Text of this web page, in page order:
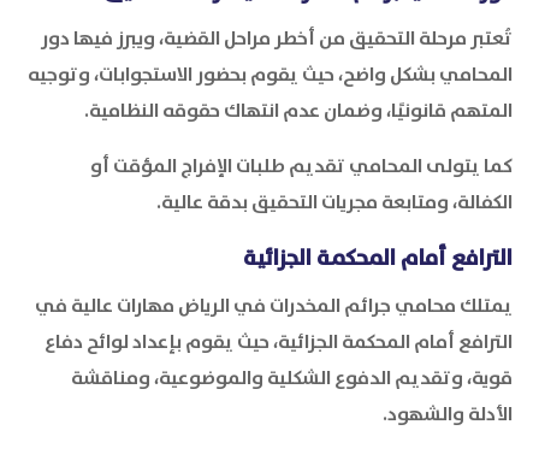
تُعتبر مرحلة التحقيق من أخطر مراحل القضية، ويبرز فيها دور
المحامي بشكل واضح، حيث يقوم بحضور الاستجوابات، وتوجيه
المتهم قانونيًا، وضمان عدم انتهاك حقوقه النظامية.
كما يتولى المحامي تقديم طلبات الإفراج المؤقت أو
الكفالة، ومتابعة مجريات التحقيق بدقة عالية.
الترافع أمام المحكمة الجزائية
يمتلك محامي جرائم المخدرات في الرياض مهارات عالية في
الترافع أمام المحكمة الجزائية، حيث يقوم بإعداد لوائح دفاع
قوية، وتقديم الدفوع الشكلية والموضوعية، ومناقشة
الأدلة والشهود.